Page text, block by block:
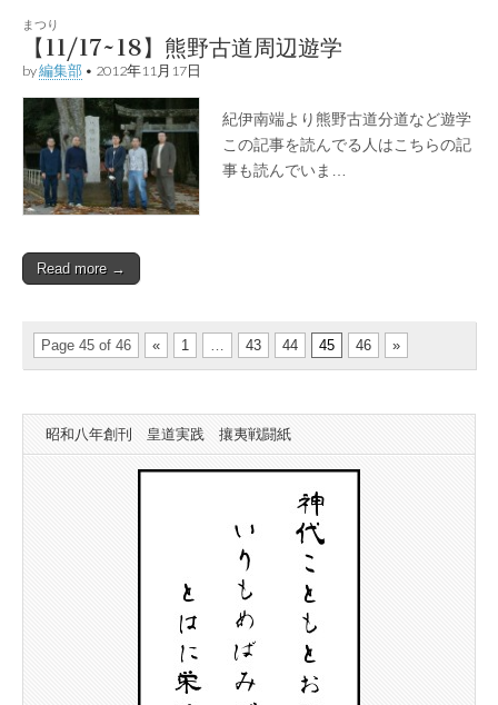
まつり
【11/17~18】熊野古道周辺遊学
by編集部 • 2012年11月17日
紀伊南端より熊野古道分道など遊学
この記事を読んでる人はこちらの記
事も読んでいま…
Read more →
Page 45 of 46 « 1 43 44 45 46 »
昭和八年創刊 皇道実践 攘夷戦闘紙